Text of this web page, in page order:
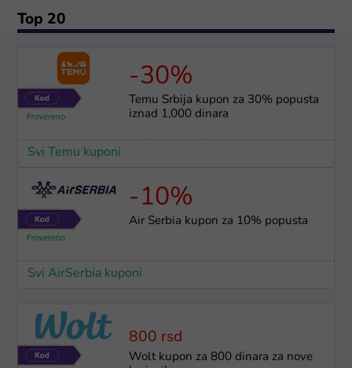
Top 20
-30%
Temu Srbija kupon za 30% popusta
iznad 1,000 dinara
Svi Temu kuponi
-10%
Air Serbia kupon za 10% popusta
Svi AirSerbia kuponi
800 rsd
Wolt kupon za 800 dinara za nove